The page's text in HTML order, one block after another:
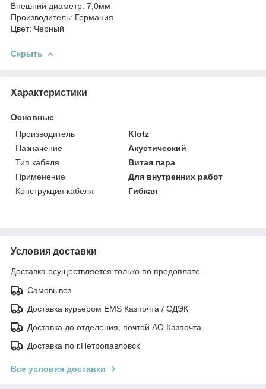
Внешний диаметр: 7,0мм
Производитель: Германия
Цвет: Черный
Скрыть
Характеристики
Основные
Производитель
Klotz
Назначение
Акустический
Тип кабеля
Витая пара
Применение
Для внутренних работ
Конструкция кабеля
Гибкая
Условия доставки
Доставка осуществляется только по предоплате.
Самовывоз
Доставка курьером EMS Казпочта / СДЭК
Доставка до отделения, почтой АО Казпочта
Доставка по г.Петропавловск
Все условия доставки